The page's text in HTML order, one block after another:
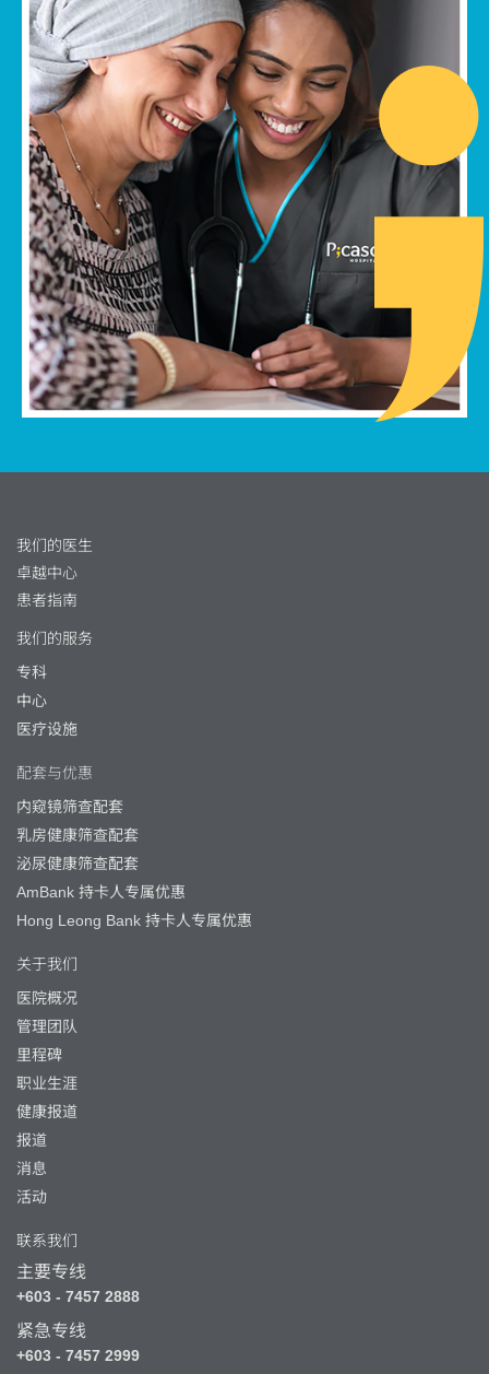
我们的医生
卓越中心
患者指南
我们的服务
专科
中心
医疗设施
配套与优惠
内窥镜筛查配套
乳房健康筛查配套
泌尿健康筛查配套
AmBank 持卡人专属优惠
Hong Leong Bank 持卡人专属优惠
关于我们
医院概况
管理团队
里程碑
职业生涯
健康报道
报道
消息
活动
联系我们
主要专线
+603 - 7457 2888
紧急专线
+603 - 7457 2999